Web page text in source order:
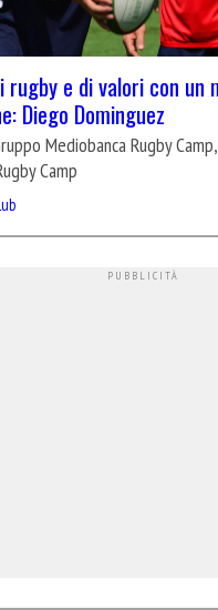
rugby e di valori con un
Diego Dominguez
Mediobanca Rugby
Camp